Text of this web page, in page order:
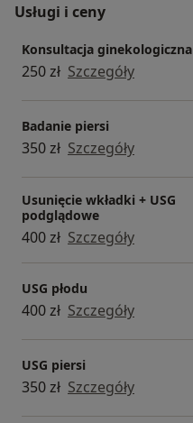
Usługi i ceny
Konsultacja ginekologiczna
250 zł Szczegóły
Badanie piersi
350 zł Szczegóły
Usunięcie wkładki + USG
podglądowe
400 zł Szczegóły
USG płodu
400 zł Szczegóły
USG piersi
350 zł Szczegóły